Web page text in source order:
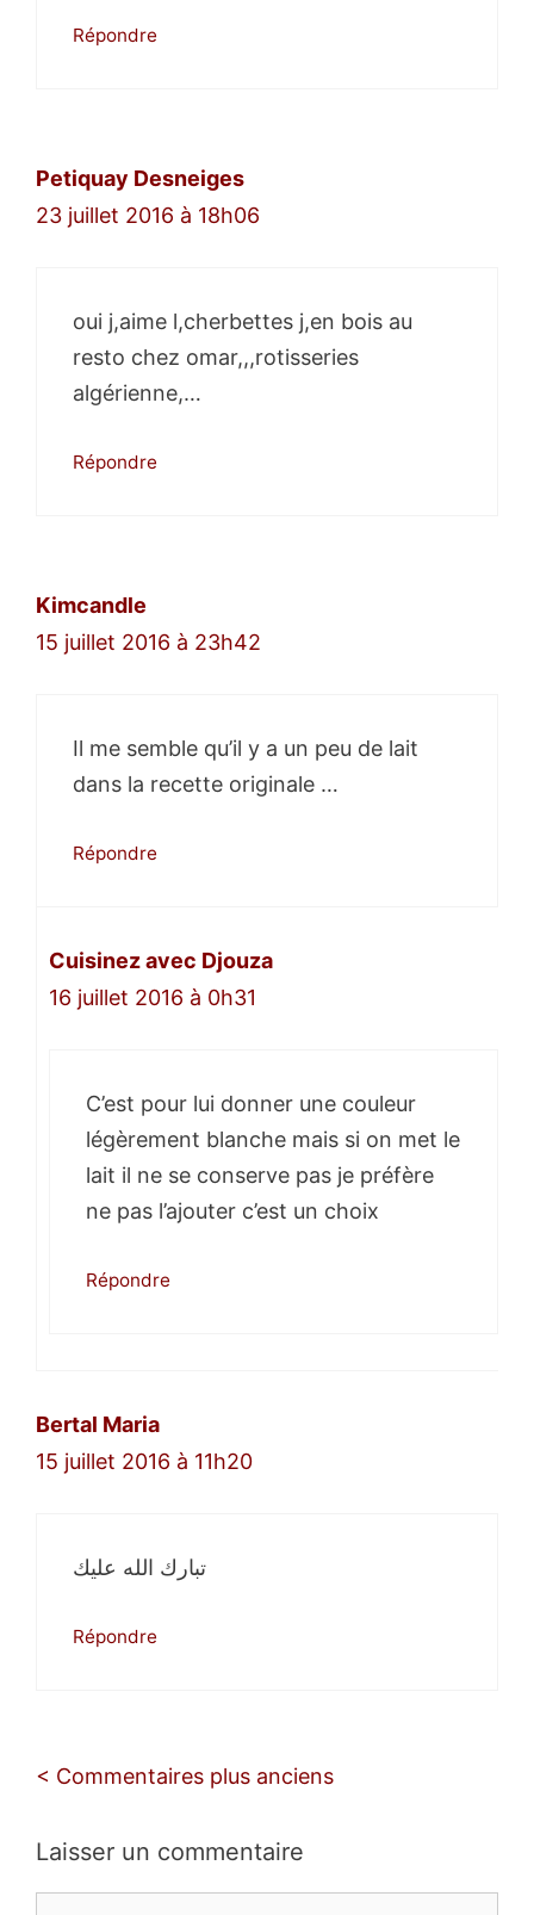
Répondre
Petiquay Desneiges
23 juillet 2016 à 18h06
oui j,aime l,cherbettes j,en bois au
resto chez omar,,,rotisseries
algérienne,…
Répondre
Kimcandle
15 juillet 2016 à 23h42
Il me semble qu’il y a un peu de lait
dans la recette originale …
Répondre
Cuisinez avec Djouza
16 juillet 2016 à 0h31
C’est pour lui donner une couleur
légèrement blanche mais si on met le
lait il ne se conserve pas je préfère
ne pas l’ajouter c’est un choix
Répondre
Bertal Maria
15 juillet 2016 à 11h20
تبارك الله عليك
Répondre
Navigation
commentaires
< Commentaires plus anciens
Laisser un commentaire